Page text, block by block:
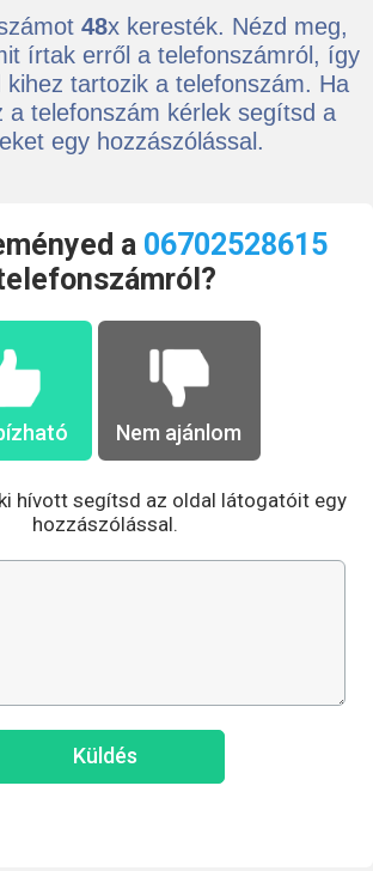
48x keresték. Nézd meg,
írtak erről a telefonszámról, így
kihez tartozik a telefonszám. Ha
a telefonszám kérlek segítsd a
egy hozzászólással.
a 06702528615
Nem ajánlom
hívott segítsd az oldal látogatóit egy
hozzászólással.
Küldés